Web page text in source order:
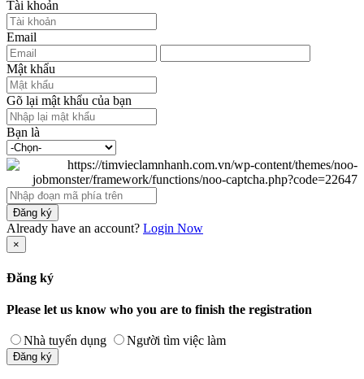
Tài khoản
Email
Mật khẩu
Gõ lại mật khẩu của bạn
Bạn là
Đăng ký
Already have an account? Login Now
×
Đăng ký
Please let us know who you are to finish the registration
Nhà tuyển dụng Người tìm việc làm
Đăng ký